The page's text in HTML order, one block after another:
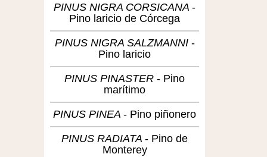
PINUS NIGRA CORSICANA
Pino laricio de Córcega
PINUS NIGRA SALZMANNI
Pino laricio
PINUS PINASTER
Pino
marítimo
PINUS PINEA Pino piñonero
PINUS RADIATA
Pino de
Monterey